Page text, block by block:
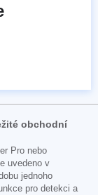
obchodní
Pro nebo
uvedeno v
jednoho
pro detekci a